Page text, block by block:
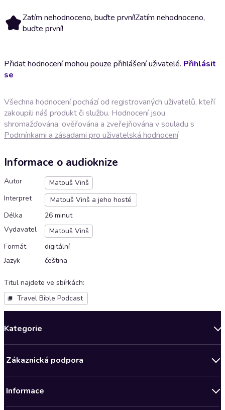
Zatím nehodnoceno, buďte první!Zatím nehodnoceno,
buďte první!
Přidat hodnocení mohou pouze přihlášení uživatelé. Přihlásit
se
Všechna hodnocení pochází od registrovaných uživatelů, kteří
zakoupili náš produkt či službu. Hodnocení jsou
shromažďována, ověřována a zveřejňována v souladu s
Podmínkami a zásadami pro uživatelská hodnocení
Informace o audioknize
Autor
Matouš Vinš
Interpret
Matouš Vinš a jeho hosté
Délka
26 minut
Vydavatel
Matouš Vinš
Formát
digitální
Jazyk
čeština
Titul najdete ve sbírkách:
Travel Bible Podcast
Kategorie
Bestsellery měsíce
Zákaznická podpora
Informace